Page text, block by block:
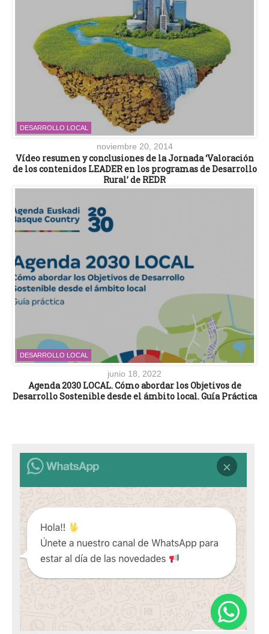
DESARROLLO LOCAL
noviembre 20, 2014
Vídeo resumen y conclusiones de la Jornada ‘Valoración
de los contenidos LEADER en los programas de Desarrollo
Rural’ de REDR
DESARROLLO LOCAL
junio 18, 2022
Agenda 2030 LOCAL. Cómo abordar los Objetivos de
Desarrollo Sostenible desde el ámbito local. Guía Práctica